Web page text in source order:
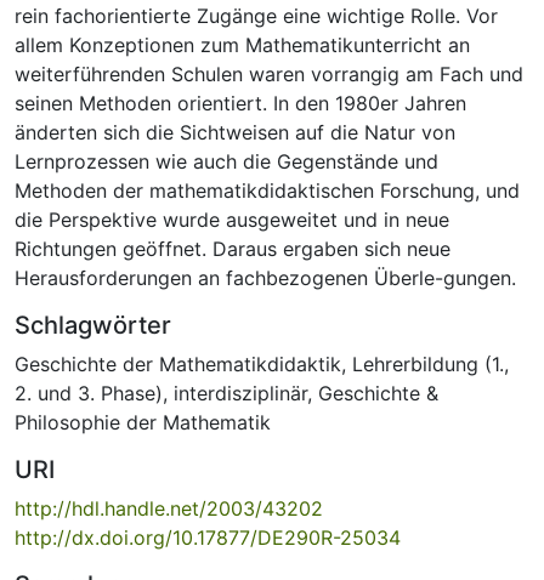
rein fachorientierte Zugänge eine wichtige Rolle. Vor
allem Konzeptionen zum Mathematikunterricht an
weiterführenden Schulen waren vorrangig am Fach und
seinen Methoden orientiert. In den 1980er Jahren
änderten sich die Sichtweisen auf die Natur von
Lernprozessen wie auch die Gegenstände und
Methoden der mathematikdidaktischen Forschung, und
die Perspektive wurde ausgeweitet und in neue
Richtungen geöffnet. Daraus ergaben sich neue
Herausforderungen an fachbezogenen Überle-gungen.
Schlagwörter
Geschichte der Mathematikdidaktik, Lehrerbildung (1.,
2. und 3. Phase), interdisziplinär, Geschichte &
Philosophie der Mathematik
URI
http://hdl.handle.net/2003/43202
http://dx.doi.org/10.17877/DE290R-25034